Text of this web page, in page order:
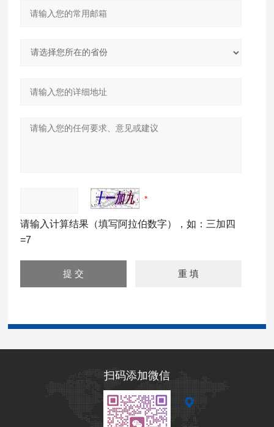
请输入计算结果（填写阿拉伯数字），如：三加四
=7
扫码添加微信